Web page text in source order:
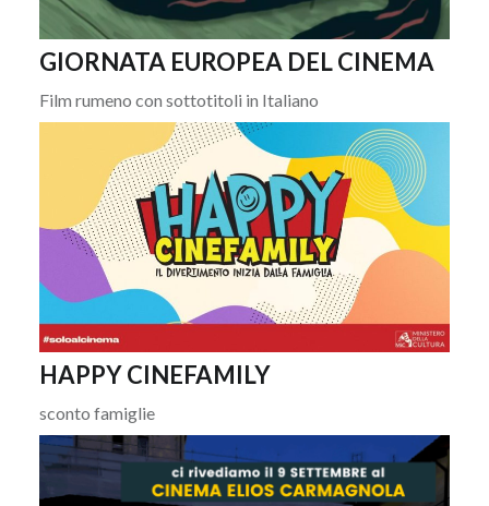
GIORNATA EUROPEA DEL CINEMA
Film rumeno con sottotitoli in Italiano
HAPPY CINEFAMILY
sconto famiglie